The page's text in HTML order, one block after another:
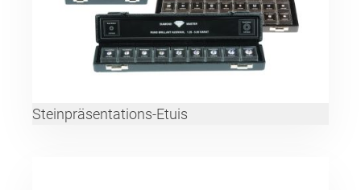
Steinpräsentations-Etuis